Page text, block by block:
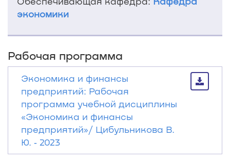
экономики
Рабочая программа
Экономика и финансы
предприятий: Рабочая
программа учебной дисциплины
«Экономика и финансы
предприятий»/ Цибульникова В.
Ю. ‐ 2023